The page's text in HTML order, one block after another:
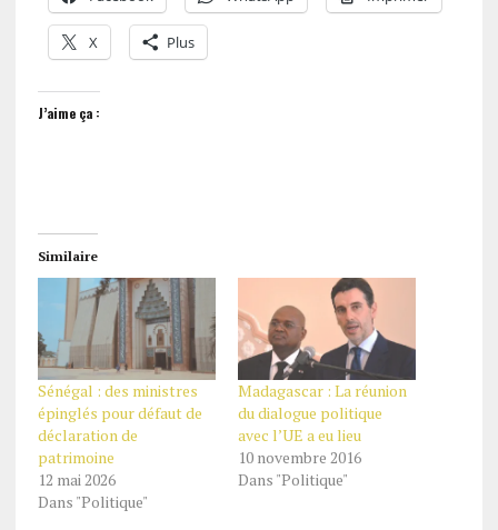
X Plus
J’aime ça :
Similaire
Sénégal : des ministres
épinglés pour défaut de
déclaration de
patrimoine
12 mai 2026
Dans "Politique"
Madagascar : La réunion
du dialogue politique
avec l’UE a eu lieu
10 novembre 2016
Dans "Politique"